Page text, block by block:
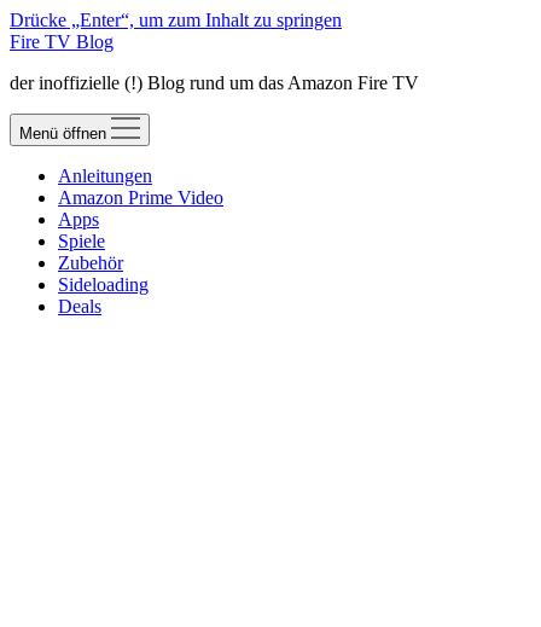
Drücke „Enter“, um zum Inhalt zu springen
Fire TV Blog
der inoffizielle (!) Blog rund um das Amazon Fire TV
Menü öffnen
Anleitungen
Amazon Prime Video
Apps
Spiele
Zubehör
Sideloading
Deals